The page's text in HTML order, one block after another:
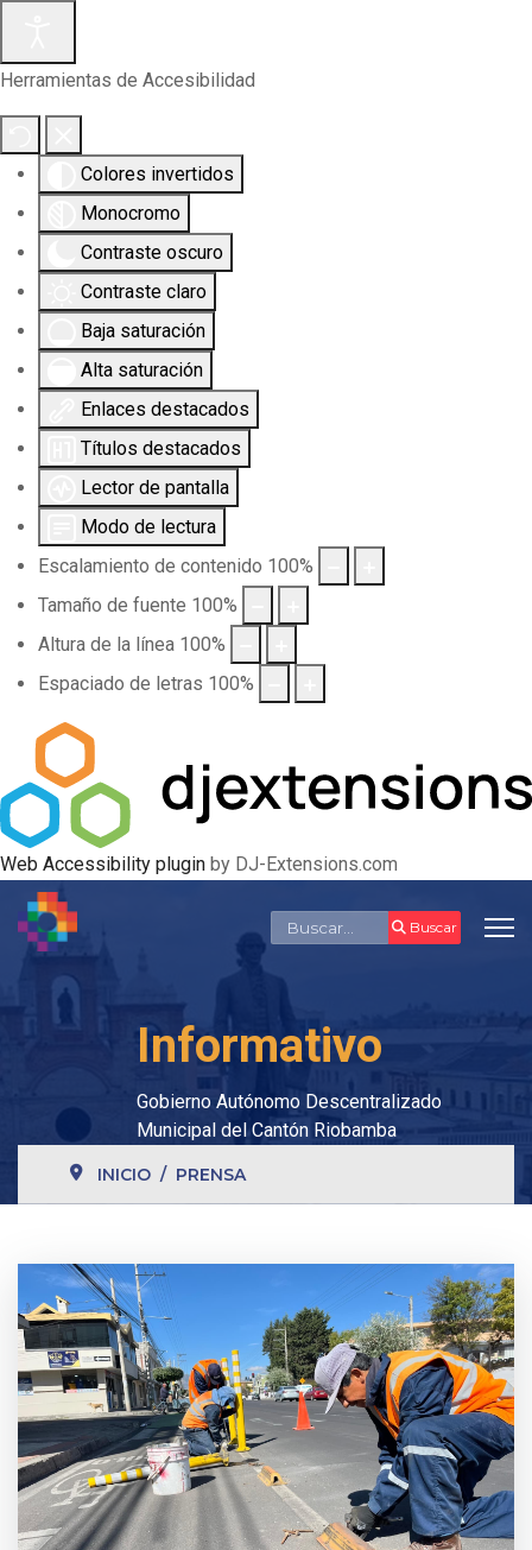
Herramientas de Accesibilidad
Colores invertidos
Monocromo
Contraste oscuro
Contraste claro
Baja saturación
Alta saturación
Enlaces destacados
Títulos destacados
Lector de pantalla
Modo de lectura
Escalamiento de contenido 100%
Tamaño de fuente 100%
Altura de la línea 100%
Espaciado de letras 100%
Web Accessibility plugin by DJ-Extensions.com
Buscar Buscar
Informativo
Gobierno Autónomo Descentralizado
Municipal del Cantón Riobamba
INICIO PRENSA